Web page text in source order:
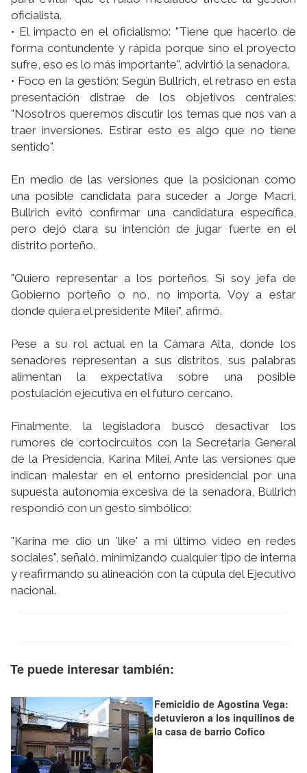
oficialista.
• El impacto en el oficialismo: "Tiene que hacerlo de
forma contundente y rápida porque sino el proyecto
sufre, eso es lo más importante", advirtió la senadora.
• Foco en la gestión: Según Bullrich, el retraso en esta
presentación distrae de los objetivos centrales:
"Nosotros queremos discutir los temas que nos van a
traer inversiones. Estirar esto es algo que no tiene
sentido".
En medio de las versiones que la posicionan como
una posible candidata para suceder a Jorge Macri,
Bullrich evitó confirmar una candidatura específica,
pero dejó clara su intención de jugar fuerte en el
distrito porteño.
"Quiero representar a los porteños. Si soy jefa de
Gobierno porteño o no, no importa. Voy a estar
donde quiera el presidente Milei", afirmó.
Pese a su rol actual en la Cámara Alta, donde los
senadores representan a sus distritos, sus palabras
alimentan la expectativa sobre una posible
postulación ejecutiva en el futuro cercano.
Finalmente, la legisladora buscó desactivar los
rumores de cortocircuitos con la Secretaria General
de la Presidencia, Karina Milei. Ante las versiones que
indican malestar en el entorno presidencial por una
supuesta autonomía excesiva de la senadora, Bullrich
respondió con un gesto simbólico:
"Karina me dio un 'like' a mi último video en redes
sociales", señaló, minimizando cualquier tipo de interna
y reafirmando su alineación con la cúpula del Ejecutivo
nacional.
Te puede interesar también:
Femicidio de Agostina Vega:
detuvieron a los inquilinos de
la casa de barrio Cofico